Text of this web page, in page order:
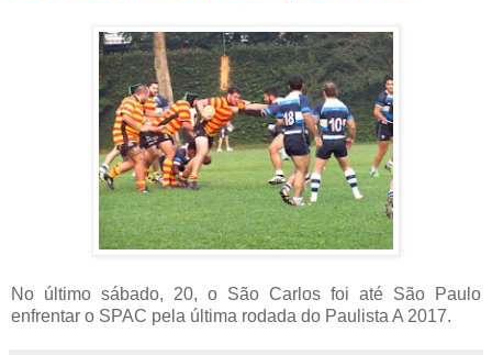
No último sábado, 20, o São Carlos foi até São Paulo
enfrentar o SPAC pela última rodada do Paulista A 2017.